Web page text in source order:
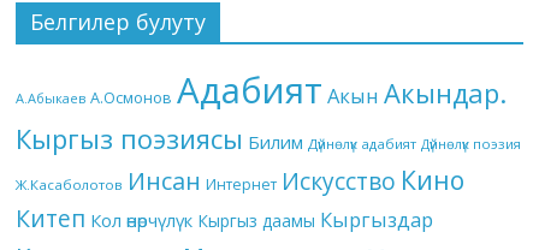
Белгилер булуту
А.Абыкаев А.Осмонов Адабият Акын Акындар.
Кыргыз поэзиясы Билим Дүйнөлүк адабият Дүйнөлүк поэзия
Ж.Касаболотов Инсан Интернет Искусство Кино
Китеп Кол өнөрчүлүк Кыргыз даамы Кыргыздар